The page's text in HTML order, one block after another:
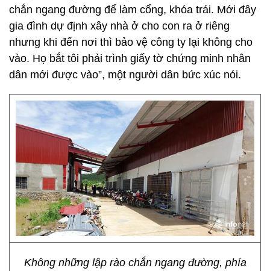
chắn ngang đường để làm cổng, khóa trái. Mới đây
gia đình dự định xây nhà ở cho con ra ở riêng
nhưng khi đến nơi thì bảo vệ công ty lại không cho
vào. Họ bắt tôi phải trình giấy tờ chứng minh nhân
dân mới được vào”, một người dân bức xúc nói.
Không những lập rào chắn ngang đường, phía